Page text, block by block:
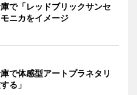
で「レッドブリックサンセ
ニカをイメージ
で体感型アートプラネタリ
る」